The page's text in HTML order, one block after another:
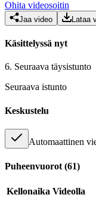
Ohita videosoitin
Jaa video Lataa
Käsittelyssä nyt
6. Seuraava täysistunto
Seuraava istunto
Keskustelu
Automaattinen
Puheenvuorot (61)
Kellonaika Videolla